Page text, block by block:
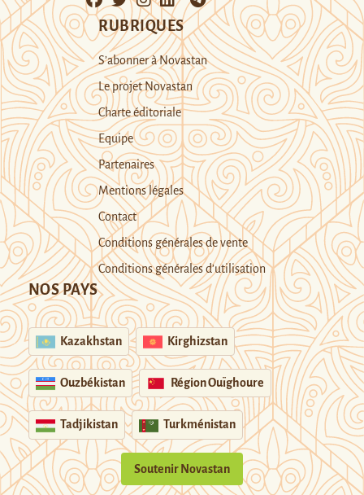
RUBRIQUES
S’abonner à Novastan
Le projet Novastan
Charte éditoriale
Equipe
Partenaires
Mentions légales
Contact
Conditions générales de vente
Conditions générales d’utilisation
NOS PAYS
Kazakhstan Kirghizstan
Ouzbékistan Région Ouïghoure
Tadjikistan Turkménistan
Soutenir Novastan